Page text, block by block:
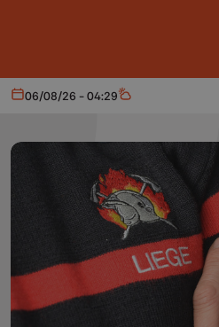
Aujourd'hui
06/08/26 - 04:29 Météo